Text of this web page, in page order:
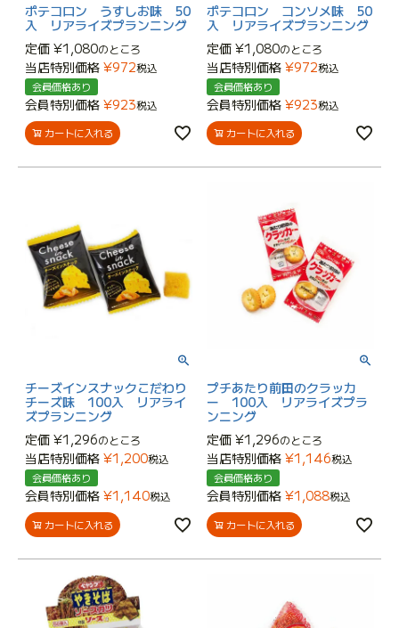
ポテコロン うすしお味 50
入 リアライズプランニング
定価 ¥1,080のところ
当店特別価格 ¥972税込
会員価格あり
会員特別価格 ¥923税込
カートに入れる
ポテコロン コンソメ味 50
入 リアライズプランニング
定価 ¥1,080のところ
当店特別価格 ¥972税込
会員価格あり
会員特別価格 ¥923税込
カートに入れる
チーズインスナックこだわり
チーズ味 100入 リアライ
ズプランニング
定価 ¥1,296のところ
当店特別価格 ¥1,200税込
会員価格あり
会員特別価格 ¥1,140税込
カートに入れる
プチあたり前田のクラッカ
ー 100入 リアライズプラ
ンニング
定価 ¥1,296のところ
当店特別価格 ¥1,146税込
会員価格あり
会員特別価格 ¥1,088税込
カートに入れる